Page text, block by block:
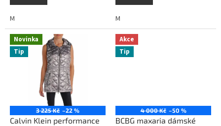
M M
Novinka
Tip
3 225 Kč –22 %
Calvin Klein performance
Akce
Tip
4 000 Kč –50 %
BCBG maxaria dámské